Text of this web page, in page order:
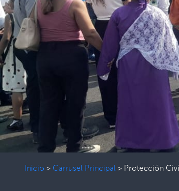
Inicio > Carrusel Principal > Protección